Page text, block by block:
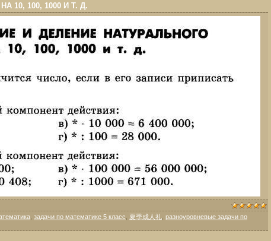
10, 100, 1000 И Т. Д.
задачи по математике 5 класс 夏季成人礼 разноуровневые задачи по